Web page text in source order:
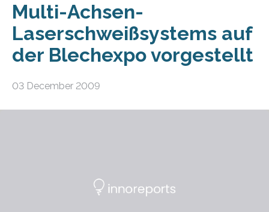
Multi-Achsen-
Laserschweißsystems auf
der Blechexpo vorgestellt
03 December 2009